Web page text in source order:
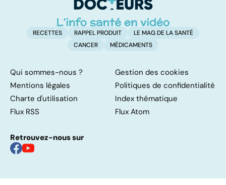
RECETTES RAPPEL PRODUIT
LE MAG DE LA SANTÉ
CANCER
MÉDICAMENTS
Qui sommes-nous ?
Gestion des cookies
Mentions légales
Politiques de confidentialité
Charte d'utilisation
Index thématique
Flux RSS
Flux Atom
Retrouvez-nous sur